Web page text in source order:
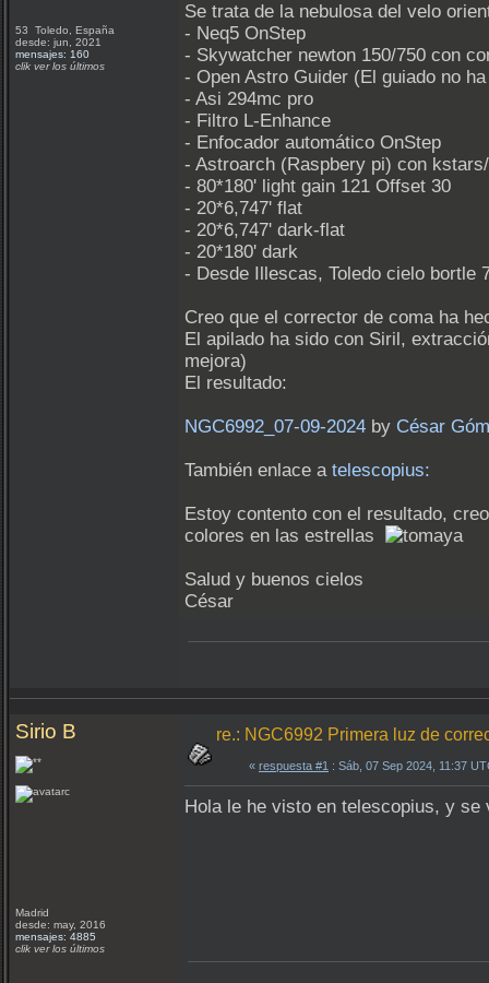
53 Toledo, España
desde: jun, 2021
mensajes: 160
clik ver los últimos
Se trata de la nebulosa del velo
- Neq5 OnStep
- Skywatcher newton 150/750 con
- Open Astro Guider (El guiado no
- Asi 294mc pro
- Filtro L-Enhance
- Enfocador automático OnStep
- Astroarch (Raspbery pi) con
- 80*180' light gain 121 Offset 30
- 20*6,747' flat
- 20*6,747' dark-flat
- 20*180' dark
- Desde Illescas, Toledo cielo bortle
Creo que el corrector de coma ha
El apilado ha sido con Siril,
mejora)
El resultado:
NGC6992_07-09-2024 by César
También enlace a telescopius:
Estoy contento con el resultado,
colores en las estrellas
Salud y buenos cielos
César
Sirio B
Madrid
desde: may, 2016
mensajes: 4885
clik ver los últimos
re.: NGC6992 Primera luz de
« respuesta #1 : Sáb, 07 Sep 2024, 11:37
Hola le he visto en telescopius, y